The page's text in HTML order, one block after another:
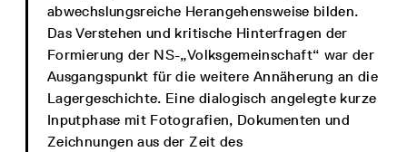
abwechslungsreiche Herangehensweise bilden.
Das Verstehen und kritische Hinterfragen der
Formierung der NS-„Volksgemeinschaft“ war der
Ausgangspunkt für die weitere Annäherung an die
Lagergeschichte. Eine dialogisch angelegte kurze
Inputphase mit Fotografien, Dokumenten und
Zeichnungen aus der Zeit des